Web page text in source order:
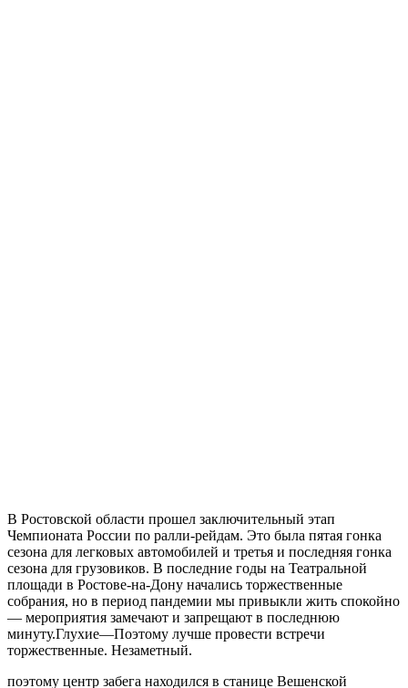
В Ростовской области прошел заключительный этап
Чемпионата России по ралли-рейдам. Это была пятая гонка
сезона для легковых автомобилей и третья и последняя гонка
сезона для грузовиков. В последние годы на Театральной
площади в Ростове-на-Дону начались торжественные
собрания, но в период пандемии мы привыкли жить спокойно
— мероприятия замечают и запрещают в последнюю
минуту.Глухие—Поэтому лучше провести встречи
торжественные. Незаметный.
поэтому центр забега находился в станице Вешенской